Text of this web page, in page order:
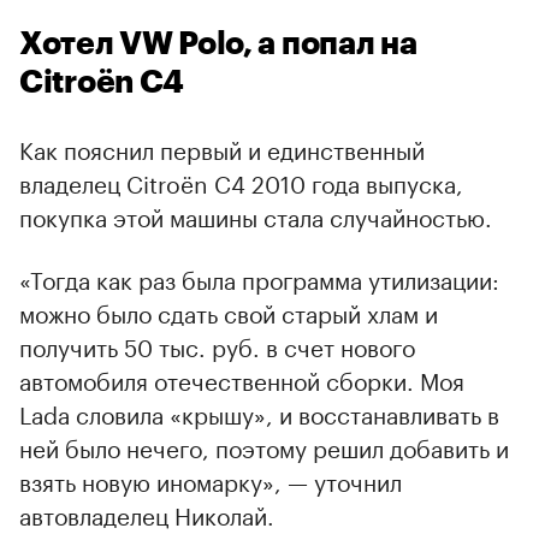
Хотел VW Polo, а попал на
Citroёn C4
Как пояснил первый и единственный
владелец Citroёn C4 2010 года выпуска,
покупка этой машины стала случайностью.
«Тогда как раз была программа утилизации:
можно было сдать свой старый хлам и
получить 50 тыс. руб. в счет нового
автомобиля отечественной сборки. Моя
Lada словила «крышу», и восстанавливать в
ней было нечего, поэтому решил добавить и
взять новую иномарку», — уточнил
автовладелец Николай.